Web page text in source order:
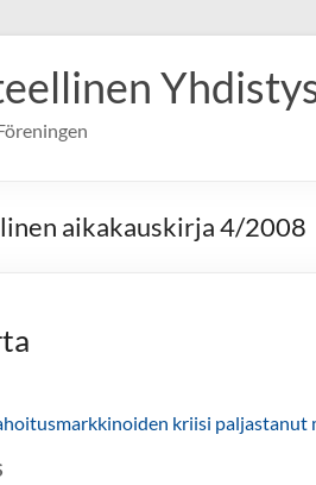
aikakauskirja 4/2008
kriisi paljastanut